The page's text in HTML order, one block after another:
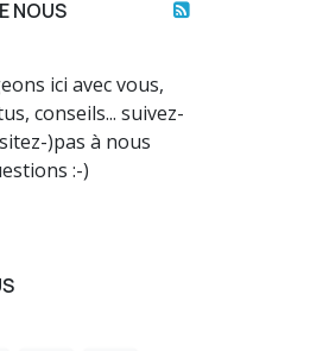
NOUS
ici avec vous,
conseils... suivez-
)pas à nous
:-)